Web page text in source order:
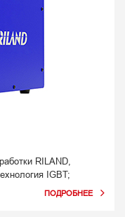
RILAND,
IGBT;